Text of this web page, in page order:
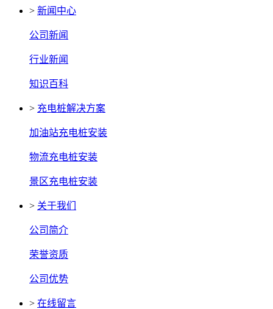
> 新闻中心
公司新闻
行业新闻
知识百科
> 充电桩解决方案
加油站充电桩安装
物流充电桩安装
景区充电桩安装
> 关于我们
公司简介
荣誉资质
公司优势
> 在线留言